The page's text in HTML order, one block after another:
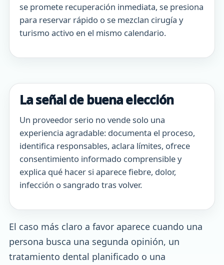
se promete recuperación inmediata, se presiona
para reservar rápido o se mezclan cirugía y
turismo activo en el mismo calendario.
La señal de buena elección
Un proveedor serio no vende solo una
experiencia agradable: documenta el proceso,
identifica responsables, aclara límites, ofrece
consentimiento informado comprensible y
explica qué hacer si aparece fiebre, dolor,
infección o sangrado tras volver.
El caso más claro a favor aparece cuando una
persona busca una segunda opinión, un
tratamiento dental planificado o una